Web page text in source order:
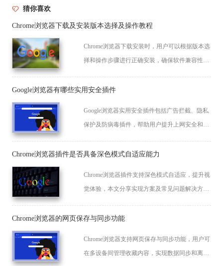
猜你喜欢
Chrome浏览器下载及安装版本选择及操作教程
Chrome浏览器下载安装时，用户可以根据版本选
择和操作步骤进行正确安装，确保软件兼容性和
览器使用提供最优体验。
Google浏览器有哪些实用安全插件
Google浏览器实用安全插件包括广告拦截、隐私
保护及防病毒插件，帮助用户提升上网安全和浏
Chrome浏览器插件是否具备深色模式自适应能力
Chrome浏览器插件支持深色模式自适应，提升视
觉体验，本文分享实现方案及常见问题解决方
Chrome浏览器的网页保存与同步功能
Chrome浏览器支持网页保存与同步功能，用户可
在多设备间管理收藏内容，实现数据同步和离线